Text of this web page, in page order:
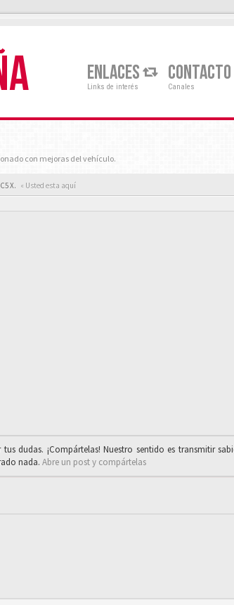
ENLACES
Links de interés
CONTACTO
Canales
con mejoras del vehículo.
X. « Usted esta aquí
tus dudas. ¡Compártelas! Nuestro sentido es transmitir
nada. Abre un post y compártelas